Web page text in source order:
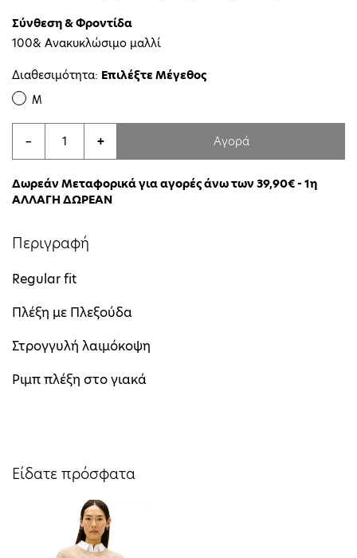
Σύνθεση & Φροντίδα
100& Ανακυκλώσιμο μαλλί
Διαθεσιμότητα: Επιλέξτε Μέγεθος
M
− + Αγορά
Δωρεάν Μεταφορικά για αγορές άνω των 39,90€ - 1η
ΑΛΛΑΓΗ ΔΩΡΕΑΝ
Περιγραφή
Regular fit
Πλέξη με Πλεξούδα
Στρογγυλή λαιμόκοψη
Ριμπ πλέξη στο γιακά
Είδατε πρόσφατα